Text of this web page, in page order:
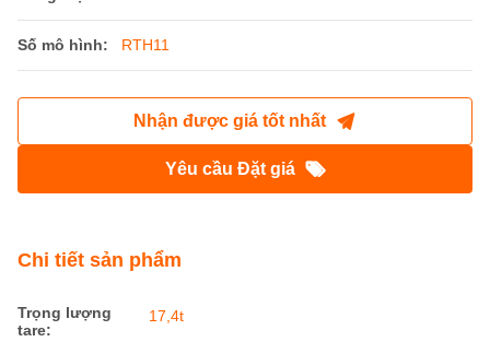
Số mô hình: RTH11
Nhận được giá tốt nhất
Yêu cầu Đặt giá
Chi tiết sản phẩm
Trọng lượng
tare:
17,4t